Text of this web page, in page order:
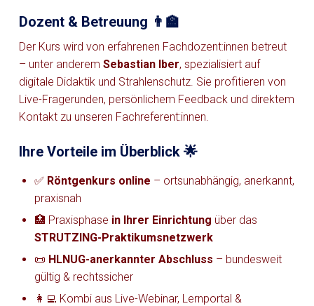
Dozent & Betreuung 👨‍🏫
Der Kurs wird von erfahrenen Fachdozent:innen betreut
– unter anderem Sebastian Iber, spezialisiert auf
digitale Didaktik und Strahlenschutz. Sie profitieren von
Live-Fragerunden, persönlichem Feedback und direktem
Kontakt zu unseren Fachreferent:innen.
Ihre Vorteile im Überblick 🌟
✅ Röntgenkurs online – ortsunabhängig, anerkannt,
praxisnah
🏥 Praxisphase in Ihrer Einrichtung über das
STRUTZING-Praktikumsnetzwerk
📜 HLNUG-anerkannter Abschluss – bundesweit
gültig & rechtssicher
👩‍💻 Kombi aus Live-Webinar, Lernportal &